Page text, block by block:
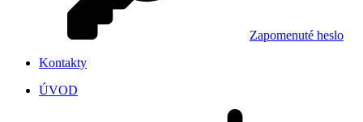
Zapomenuté heslo
Kontakty
ÚVOD